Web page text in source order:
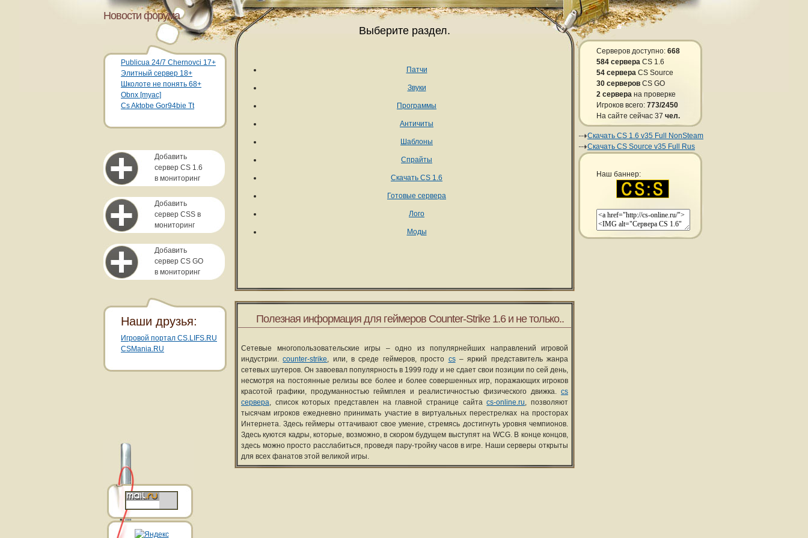
Новости форума
Publicua 24/7 Chernovci 17+
Элитный сервер 18+
Школоте не понять 68+
Obnx [myac]
Cs Aktobe Gor94bie Tt
Добавить
сервер CS 1.6
в мониторинг
Добавить
сервер CSS в
мониторинг
Добавить
сервер CS GO
в мониторинг
Серверов доступно: 668
584 сервера CS 1.6
54 сервера CS Source
30 серверов CS GO
2 сервера на проверке
Игроков всего: 773/2450
На сайте сейчас 37 чел.
Скачать CS 1.6 v35 Full NonSteam
Скачать CS Source v35 Full Rus
Наш баннер:
Выберите раздел.
Патчи
Звуки
Программы
Античиты
Шаблоны
Спрайты
Скачать CS 1.6
Готовые сервера
Лого
Моды
Полезная информация для геймеров Counter-Strike 1.6 и не только..
Сетевые многопользовательские игры – одно из популярнейших направлений игровой
индустрии.counter-strike, или, в среде геймеров, просто cs– яркий представитель жанра
сетевых шутеров. Он завоевал популярность в 1999 году и не сдает свои позиции по сей день,
несмотря на постоянные релизы все более и более совершенных игр, поражающих игроков
красотой графики, продуманностью геймплея и реалистичностью физического движка. cs
сервера, список которых представлен на главной странице сайтаcs-online.ru, позволяют
тысячам игроков ежедневно принимать участие в виртуальных перестрелках на просторах
Интернета. Здесь геймеры оттачивают свое умение, стремясь достигнуть уровня чемпионов.
Здесь куются кадры, которые, возможно, в скором будущем выступят на WCG. В конце концов,
здесь можно просто расслабиться, проведя пару-тройку часов в игре. Наши серверы открыты
для всех фанатов этой великой игры.
Наши друзья:
Игровой портал CS.LIFS.RU
CSMania.RU